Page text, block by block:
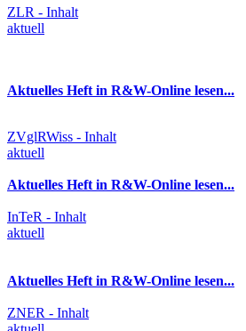
ZLR - Inhalt
aktuell
Aktuelles Heft in R&W-Online lesen...
ZVglRWiss - Inhalt
aktuell
Aktuelles Heft in R&W-Online lesen...
InTeR - Inhalt
aktuell
Aktuelles Heft in R&W-Online lesen...
ZNER - Inhalt